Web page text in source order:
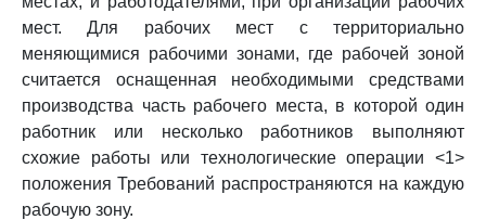
мест. Для рабочих мест с территориально
меняющимися рабочими зонами, где рабочей зоной
считается оснащенная необходимыми средствами
производства часть рабочего места, в которой один
работник или несколько работников выполняют
схожие работы или технологические операции <1>
положения Требований распространяются на каждую
рабочую зону.